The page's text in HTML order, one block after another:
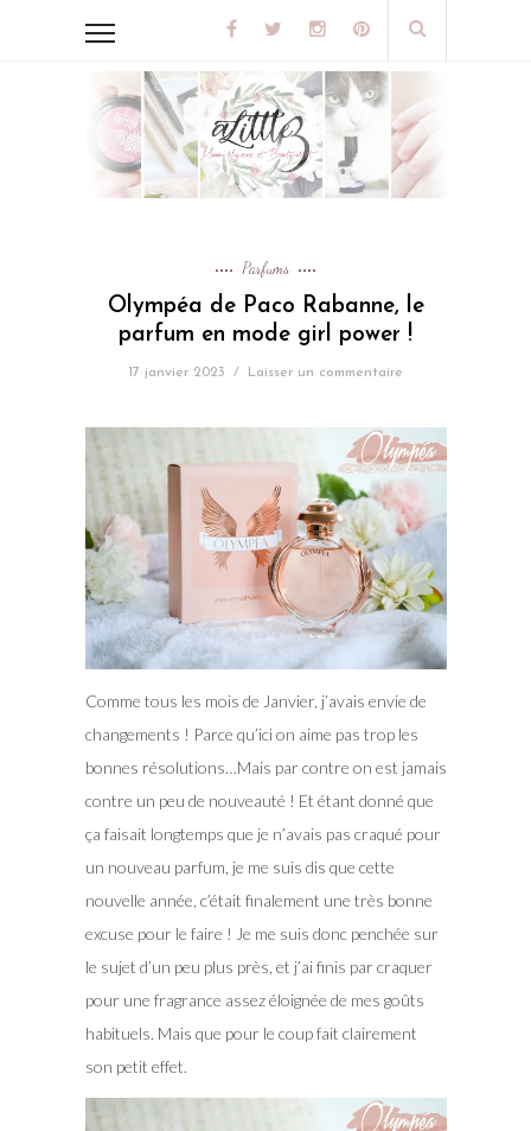
Parfums
Olympéa de Paco Rabanne, le
parfum en mode girl power !
17 janvier 2023 / Laisser un commentaire
Comme tous les mois de Janvier, j’avais envie de
changements ! Parce qu’ici on aime pas trop les
bonnes résolutions…Mais par contre on est jamais
contre un peu de nouveauté ! Et étant donné que
ça faisait longtemps que je n’avais pas craqué pour
un nouveau parfum, je me suis dis que cette
nouvelle année, c’était finalement une très bonne
excuse pour le faire ! Je me suis donc penchée sur
le sujet d’un peu plus près, et j’ai finis par craquer
pour une fragrance assez éloignée de mes goûts
habituels. Mais que pour le coup fait clairement
son petit effet.